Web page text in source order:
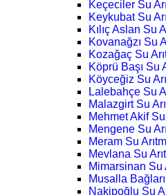
Keçeciler Su
Keykubat Su
Kılıç Aslan Su
Kovanağzı Su
Kozağaç Su
Köprü Başı Su
Köyceğiz Su
Lalebahçe Su
Malazgirt Su
Mehmet Akif Su
Mengene Su
Meram Su
Mevlana Su
Mimarsinan Su
Musalla
Nakipoğlu Su